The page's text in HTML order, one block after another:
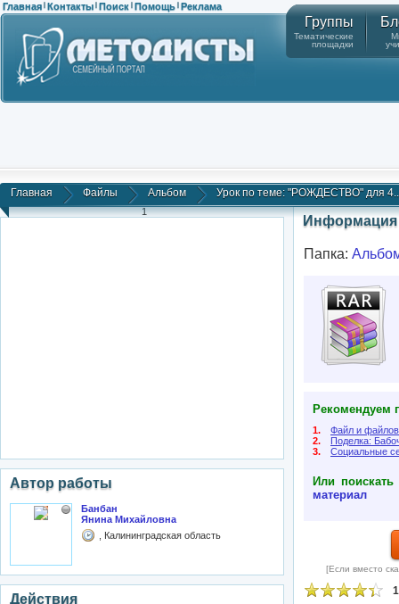
Главная | Контакты | Поиск | Помощь | Реклама
Группы
Тематические
площадки
Главная Файлы Альбом Урок по теме: "РОЖДЕСТВО" для
1
Автор работы
Банбан
Янина Михайловна
, Калининградская область
Действия
Информация
Папка:
Рекомендуем
1.
Файл и
2.
Поделка:
3.
Социальные
Или
материал
[Если вместо